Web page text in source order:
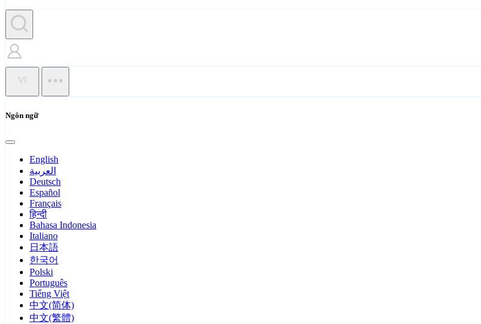
VI
Ngôn ngữ
English
العربية
Deutsch
Español
Français
हिन्दी
Bahasa Indonesia
Italiano
日本語
한국어
Polski
Português
Tiếng Việt
中文(简体)
中文(繁體)